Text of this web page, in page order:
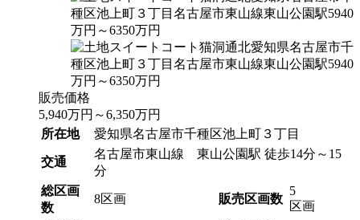
販売価格
5,940万円 ～6,350万円
所在地
愛知県名古屋市千種区池上町３丁目
交通
名古屋市東山線 東山公園駅 徒歩14分～15
分
総区画
数
8区画 販売区画数
5
区画